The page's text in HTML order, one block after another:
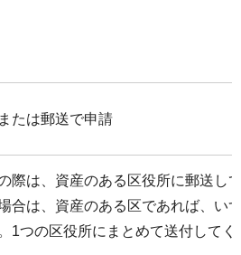
たは郵送で申請
際は、資産のある区役所に郵送し
合は、資産のある区であれば、い
1つの区役所にまとめて送付してく